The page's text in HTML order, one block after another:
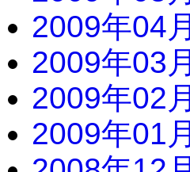
2009年04月
2009年03月
2009年02月
2009年01月